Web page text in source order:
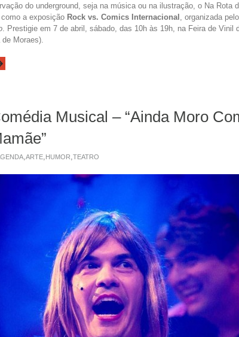
do underground, seja na música ou na ilustração, o Na Rota
a exposição Rock vs. Comics Internacional
, organizada
. Prestigie em 7 de abril, sábado, das 10h às 19h, na Feira de Vinil
Moraes).
Musical – “Ainda Moro
,ARTE, HUMOR,TEATRO